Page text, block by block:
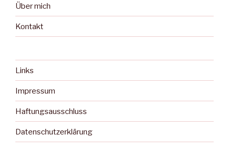
Über mich
Kontakt
Links
Impressum
Haftungsausschluss
Datenschutzerklärung